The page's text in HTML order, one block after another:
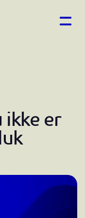
Open
er